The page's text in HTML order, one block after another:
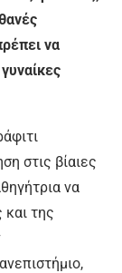
να
στις βίαιες
να
της